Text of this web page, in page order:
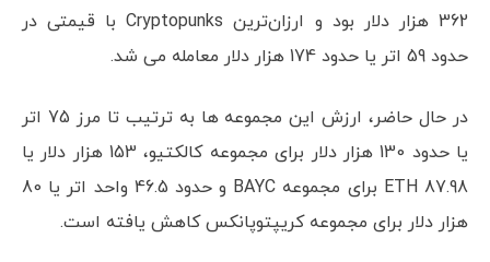
362 هزار دلار بود و ارزان‌ترین Cryptopunks با قیمتی در
حدود 59 اتر یا حدود 174 هزار دلار معامله می شد.
در حال حاضر، ارزش این مجموعه ها به ترتیب تا مرز 75 اتر
یا حدود 130 هزار دلار برای مجموعه کالکتیو، 153 هزار دلار یا
87.98 ETH برای مجموعه BAYC و حدود 46.5 واحد اتر یا 80
هزار دلار برای مجموعه کریپتوپانکس کاهش یافته است.